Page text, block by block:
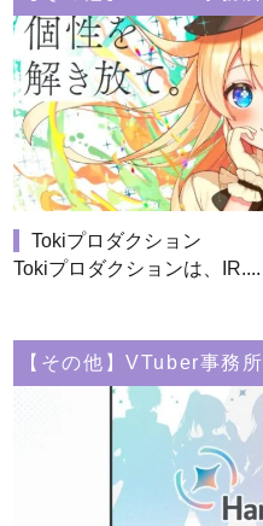
Tokiプロダクション
Tokiプロダクションは、IR....
【その他】VTuber事務所